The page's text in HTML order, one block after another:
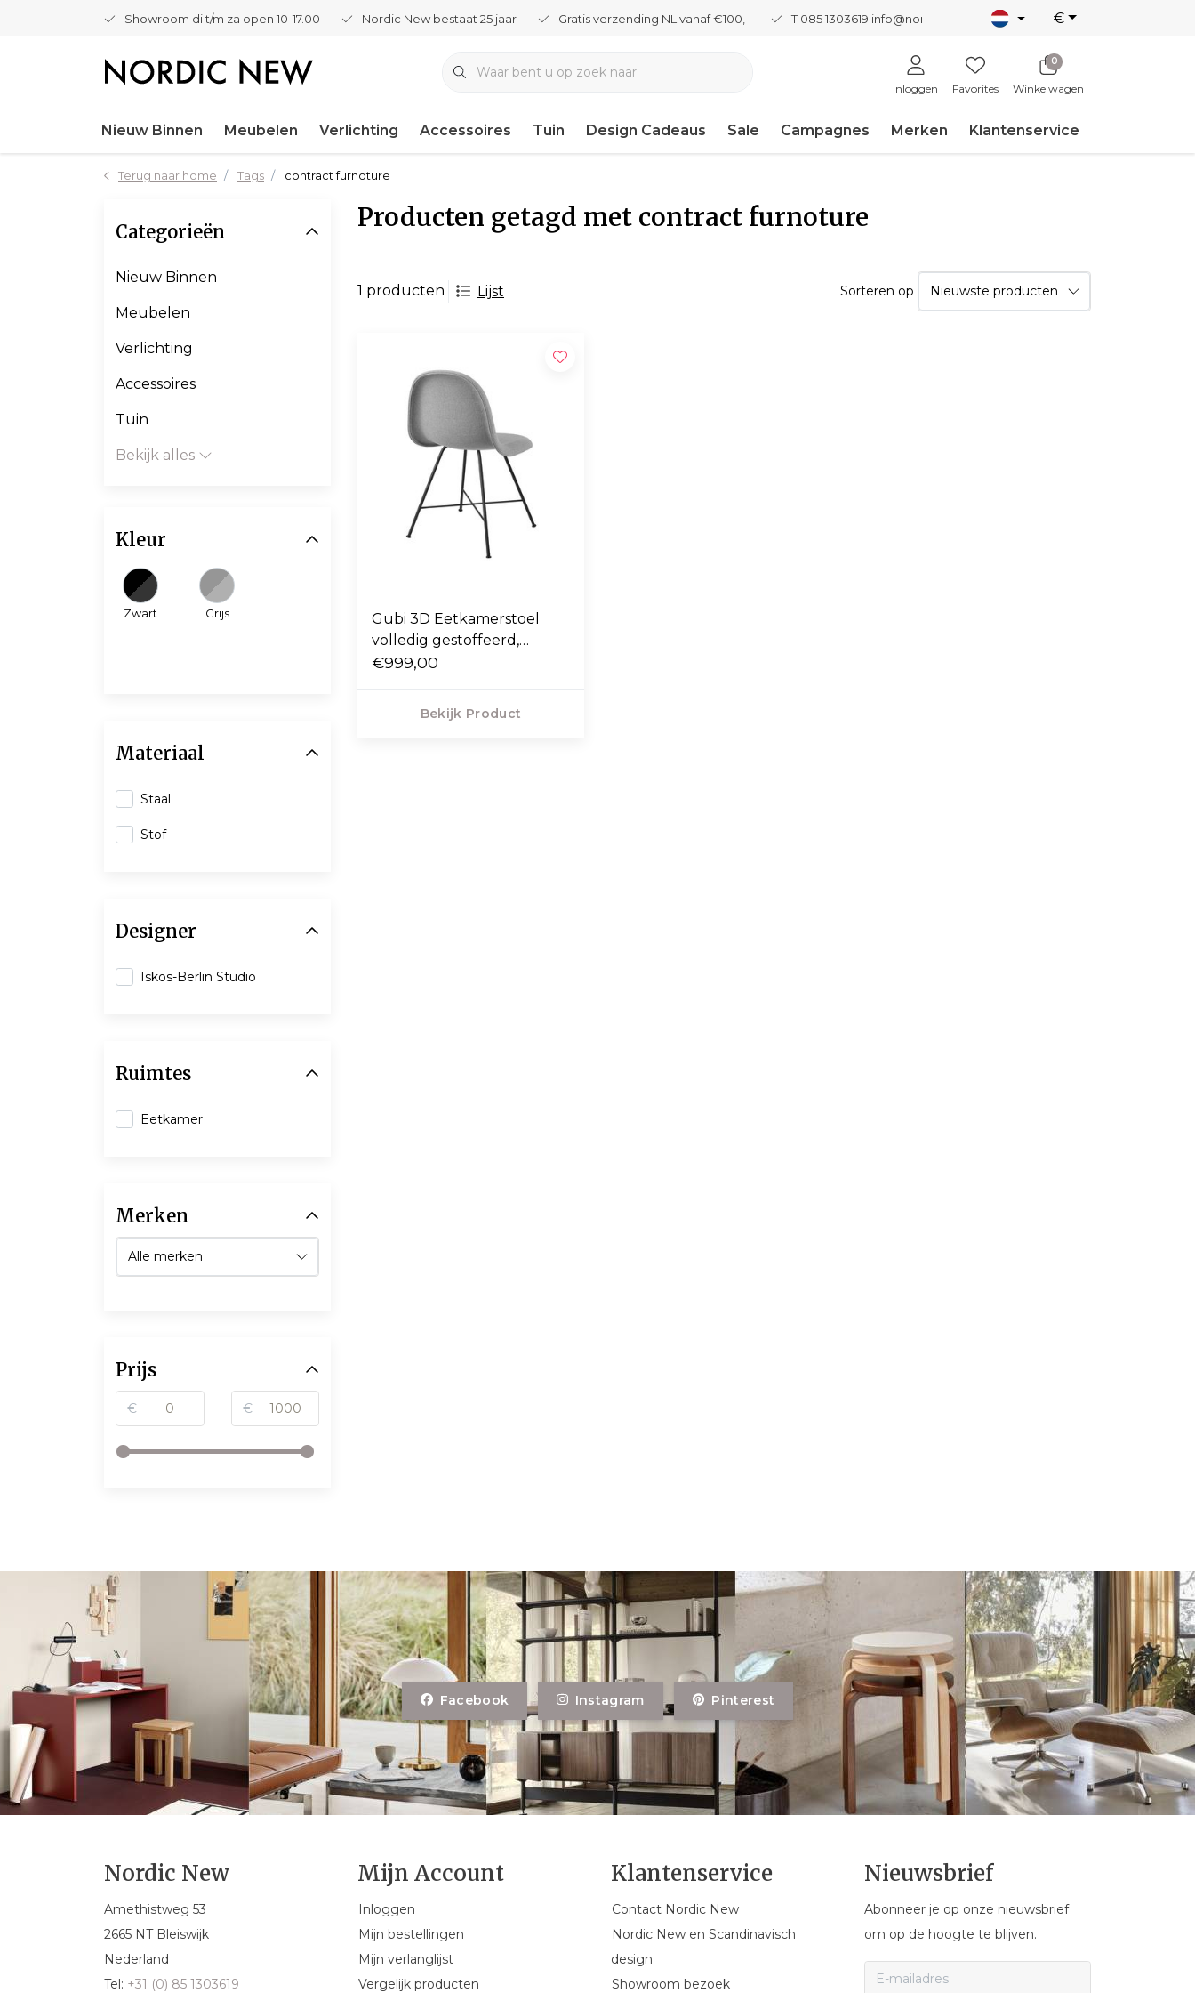
Showroom di t/m za open 10-17.00 Nordic New bestaat 25 jaar Gratis verzending NL vanaf €100,- T 085 1303619 info@nordicnew.nl €
Inloggen Favorites
0
Winkelwagen
Nieuw Binnen Meubelen Verlichting Accessoires Tuin Design Cadeaus Sale Campagnes Merken Klantenservice
Terug naar home Tags contract furnoture
Producten getagd met contract furnoture
1 producten Lijst Sorteren op
Gubi 3D Eetkamerstoel
volledig gestoffeerd,
center base onderstel
€999,00
Bekijk Product
Categorieën
Nieuw Binnen
Meubelen
Verlichting
Accessoires
Tuin
Bekijk alles
Kleur
Zwart Grijs
Materiaal
Staal
Stof
Designer
Iskos-Berlin Studio
Ruimtes
Eetkamer
Merken
Prijs
€ €
Facebook Instagram Pinterest
Nordic New
Amethistweg 53
2665 NT Bleiswijk
Nederland
Tel: +31 (0) 85 1303619
Mijn Account
Inloggen
Mijn bestellingen
Mijn verlanglijst
Vergelijk producten
Klantenservice
Contact Nordic New
Nordic New en Scandinavisch
design
Showroom bezoek
Nieuwsbrief
Abonneer je op onze nieuwsbrief
om op de hoogte te blijven.